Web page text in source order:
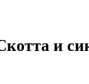
и